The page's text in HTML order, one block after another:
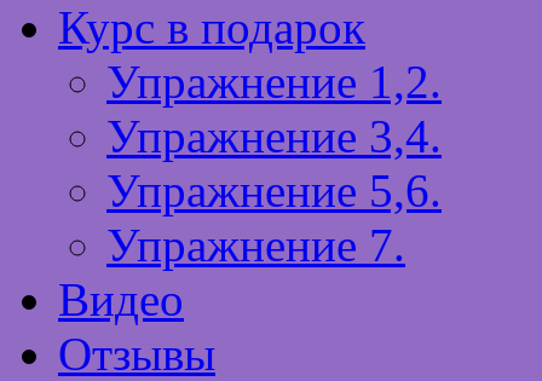
Курс в подарок
Упражнение 1,2.
Упражнение 3,4.
Упражнение 5,6.
Упражнение 7.
Видео
Отзывы